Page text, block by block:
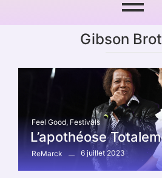
Gibson
Feel Good, Festivals
L’apothéose
ReMarck 6 juillet 2023